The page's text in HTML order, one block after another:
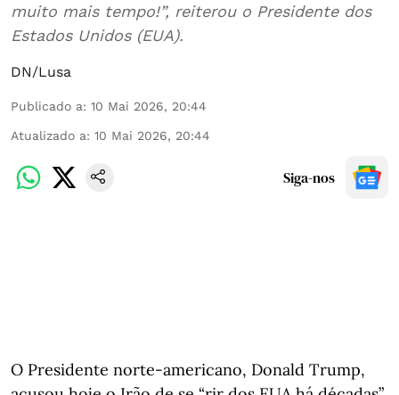
muito mais tempo!”, reiterou o Presidente dos
Estados Unidos (EUA).
DN/Lusa
Publicado a: 10 Mai 2026, 20:44
Atualizado a: 10 Mai 2026, 20:44
Siga-nos
O Presidente norte-americano, Donald Trump,